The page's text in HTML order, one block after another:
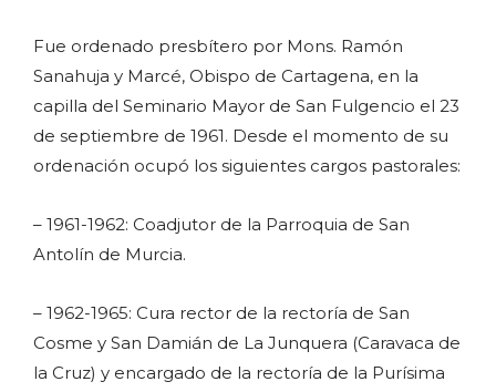
Fue ordenado presbítero por Mons. Ramón
Sanahuja y Marcé, Obispo de Cartagena, en la
capilla del Seminario Mayor de San Fulgencio el 23
de septiembre de 1961. Desde el momento de su
ordenación ocupó los siguientes cargos pastorales:
– 1961-1962: Coadjutor de la Parroquia de San
Antolín de Murcia.
– 1962-1965: Cura rector de la rectoría de San
Cosme y San Damián de La Junquera (Caravaca de
la Cruz) y encargado de la rectoría de la Purísima